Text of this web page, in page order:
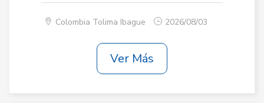
Colombia Tolima Ibague 2026/08/03
Ver Más